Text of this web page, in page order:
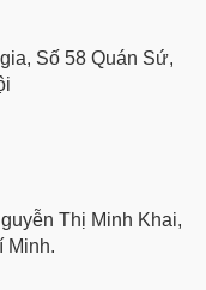
Số 58 Quán Sứ,
Thị Minh Khai,
Minh.